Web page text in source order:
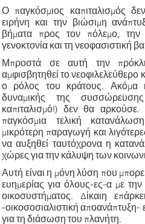
Ο παγκόσμιος καπιταλισμός
ειρήνη και την βιώσιμη
βήματα προς τον πόλεμο, την
γενοκτονία και τη νεοφασιστική
Μπροστά σε αυτή την
αμφισβητηθεί το νεοφιλελεύθερο
ο ρόλος του κράτους. Ακόμα
δυναμικής της
καπιταλισμό!) δεν θα αρκούσε.
παγκόσμια τελική
μικρότερη παραγωγή και
να αυξηθεί ταυτόχρονα η
χώρες για την κάλυψη των
Αυτή είναι η μόνη λύση που
ευημερίας για όλους-ες-α με
οικοσυστήματος. Δίκαιη
-οικοσοσιαλιστική
για τη διάσωση του πλανήτη.